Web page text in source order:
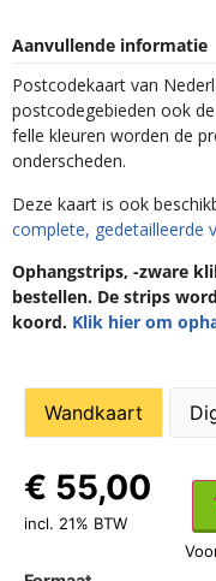
Aanvullende informatie
Postcodekaart van
postcodegebieden ook
felle kleuren worden de
onderscheden.
Deze kaart is ook
complete, gedetailleerde
Ophangstrips, -zware
bestellen. De strips
koord. Klik hier om
Wandkaart
€ 55,00
incl. 21% BTW